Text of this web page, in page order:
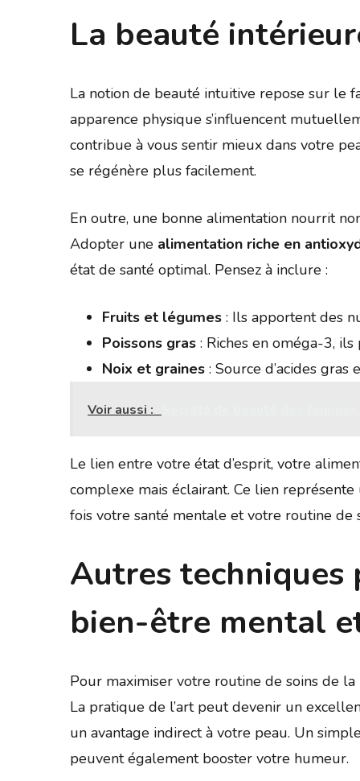
La beauté
La notion de beauté intuitive repose sur le
apparence physique s’influencent
contribue à vous sentir mieux dans votre
se régénère plus facilement.
En outre, une bonne alimentation nourrit
Adopter une alimentation riche en
état de santé optimal. Pensez à inclure :
Fruits et légumes : Ils apportent des
Poissons gras : Riches en oméga-3,
Noix et graines : Source d’acides gras
Voir aussi :
Le lien entre votre état d’esprit, votre
complexe mais éclairant. Ce lien
fois votre santé mentale et votre routine de
Autres
bien-être mental
Pour maximiser votre routine de soins de la
La pratique de l’art peut devenir un
un avantage indirect à votre peau. Un
peuvent également booster votre humeur.